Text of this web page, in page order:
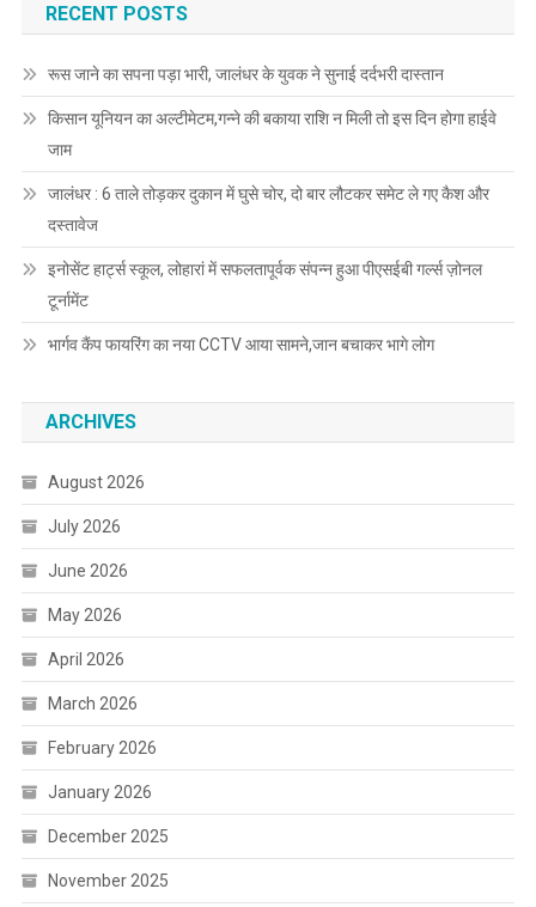
RECENT POSTS
रूस जाने का सपना पड़ा भारी, जालंधर के युवक ने सुनाई दर्दभरी दास्तान
किसान यूनियन का अल्टीमेटम,गन्ने की बकाया राशि न मिली तो इस दिन होगा हाईवे
जाम
जालंधर : 6 ताले तोड़कर दुकान में घुसे चोर, दो बार लौटकर समेट ले गए कैश और
दस्तावेज
इनोसेंट हार्ट्स स्कूल, लोहारां में सफलतापूर्वक संपन्न हुआ पीएसईबी गर्ल्स ज़ोनल
टूर्नामेंट
भार्गव कैंप फायरिंग का नया CCTV आया सामने,जान बचाकर भागे लोग
ARCHIVES
August 2026
July 2026
June 2026
May 2026
April 2026
March 2026
February 2026
January 2026
December 2025
November 2025